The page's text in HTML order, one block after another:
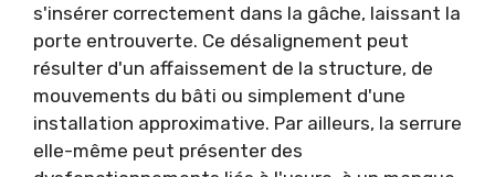
s'insérer correctement dans la gâche, laissant la
porte entrouverte. Ce désalignement peut
résulter d'un affaissement de la structure, de
mouvements du bâti ou simplement d'une
installation approximative. Par ailleurs, la serrure
elle-même peut présenter des